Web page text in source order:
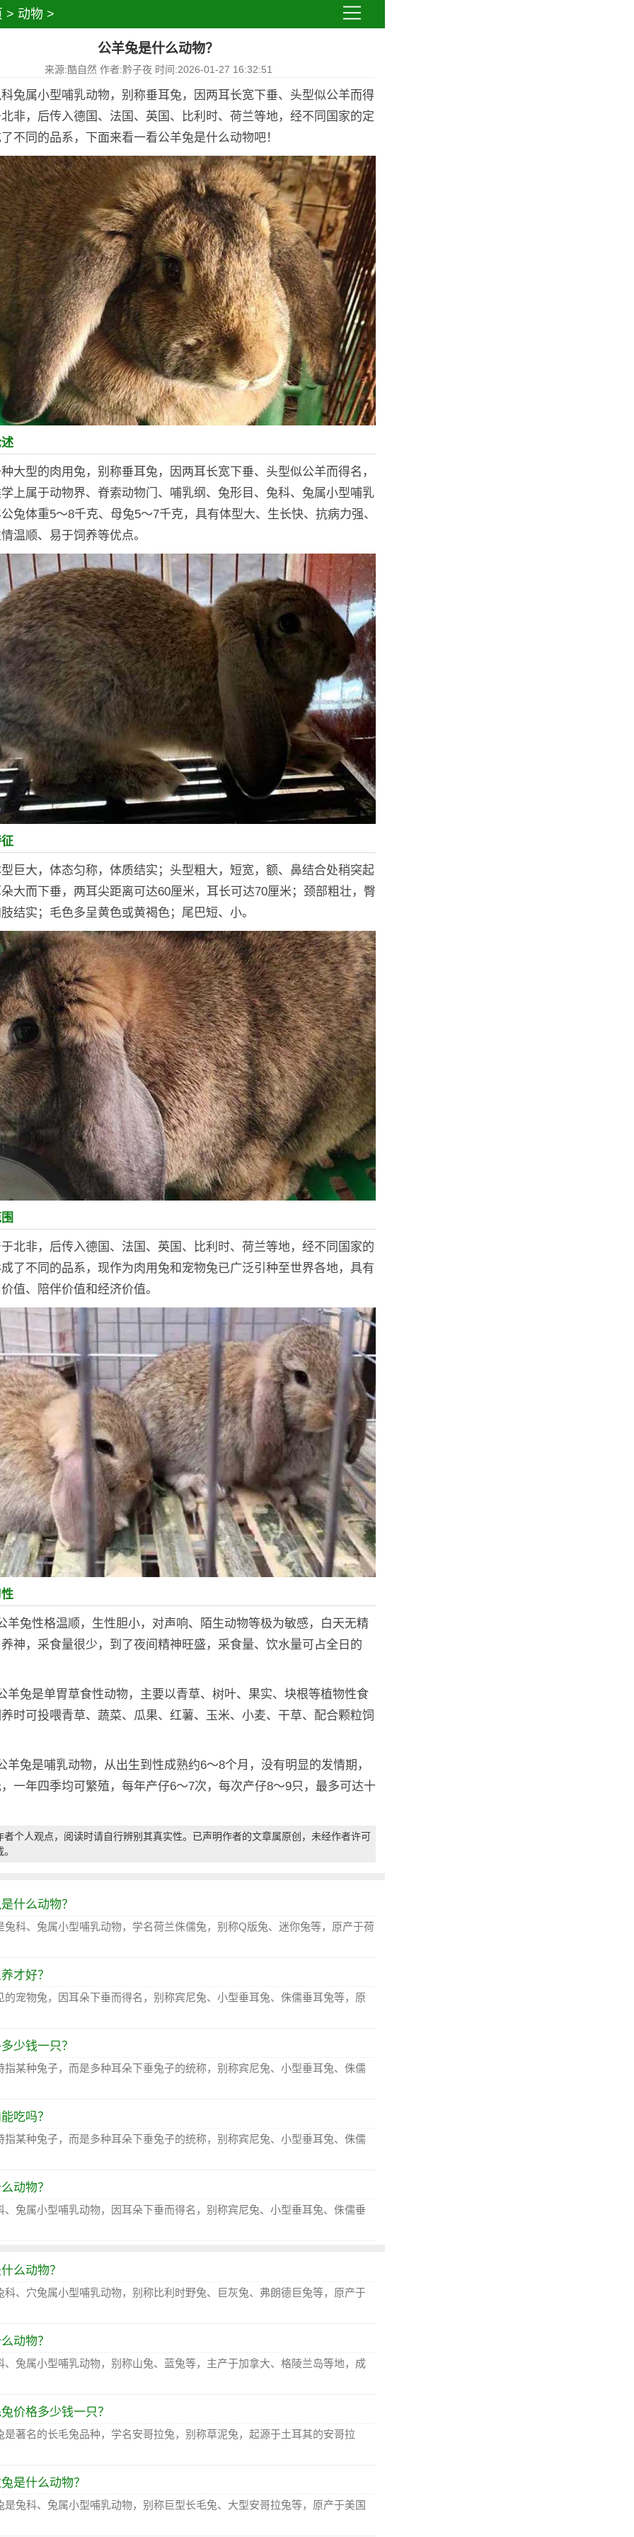
> 动物 >
公羊兔是什么动物？
来源:酷自然 作者:黔子夜 时间:2026-01-27 16:32:51
兔属小型哺乳动物，别称垂耳兔，因两耳长宽下垂、头型似公羊而得
非，后传入德国、法国、英国、比利时、荷兰等地，经不同国家的定
不同的品系，下面来看一看公羊兔是什么动物吧！
大型的肉用兔，别称垂耳兔，因两耳长宽下垂、头型似公羊而得名，
上属于动物界、脊索动物门、哺乳纲、兔形目、兔科、兔属小型哺乳
兔体重5～8千克、母兔5～7千克，具有体型大、生长快、抗病力强、
温顺、易于饲养等优点。
巨大，体态匀称，体质结实；头型粗大，短宽，额、鼻结合处稍突起
大而下垂，两耳尖距离可达60厘米，耳长可达70厘米；颈部粗壮，臀
结实；毛色多呈黄色或黄褐色；尾巴短、小。
北非，后传入德国、法国、英国、比利时、荷兰等地，经不同国家的
了不同的品系，现作为肉用兔和宠物兔已广泛引种至世界各地，具有
值、陪伴价值和经济价值。
羊兔性格温顺，生性胆小，对声响、陌生动物等极为敏感，白天无精
神，采食量很少，到了夜间精神旺盛，采食量、饮水量可占全日的
羊兔是单胃草食性动物，主要以青草、树叶、果实、块根等植物性食
时可投喂青草、蔬菜、瓜果、红薯、玉米、小麦、干草、配合颗粒饲
羊兔是哺乳动物，从出生到性成熟约6～8个月，没有明显的发情期，
一年四季均可繁殖，每年产仔6～7次，每次产仔8～9只，最多可达十
者个人观点，阅读时请自行辨别其真实性。已声明作者的文章属原创，未经作者许可
什么动物？
兔科、兔属小型哺乳动物，学名荷兰侏儒兔，别称Q版兔、迷你兔等，原产于荷
才好？
的宠物兔，因耳朵下垂而得名，别称宾尼兔、小型垂耳兔、侏儒垂耳兔等，原
少钱一只？
指某种兔子，而是多种耳朵下垂兔子的统称，别称宾尼兔、小型垂耳兔、侏儒
吃吗？
指某种兔子，而是多种耳朵下垂兔子的统称，别称宾尼兔、小型垂耳兔、侏儒
动物？
、兔属小型哺乳动物，因耳朵下垂而得名，别称宾尼兔、小型垂耳兔、侏儒垂
么动物？
科、穴兔属小型哺乳动物，别称比利时野兔、巨灰兔、弗朗德巨兔等，原产于
动物？
、兔属小型哺乳动物，别称山兔、蓝兔等，主产于加拿大、格陵兰岛等地，成
价格多少钱一只？
是著名的长毛兔品种，学名安哥拉兔，别称草泥兔，起源于土耳其的安哥拉
是什么动物？
是兔科、兔属小型哺乳动物，别称巨型长毛兔、大型安哥拉兔等，原产于美国